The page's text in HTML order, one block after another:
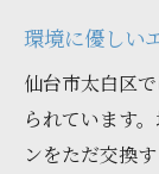
地域
再利
持続
住環境の
環境に優しい
仙台市太白区
られています
ンをただ交換